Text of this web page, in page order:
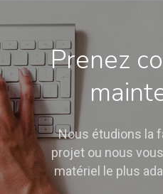
Prenez
Nous étudions la
projet ou nous
matériel le plus